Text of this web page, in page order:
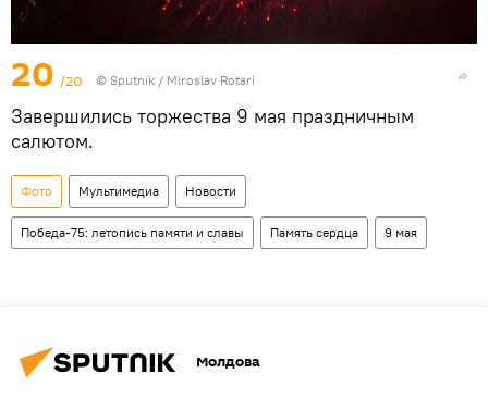
20 /20 © Sputnik / Miroslav Rotari
Завершились торжества 9 мая праздничным
салютом.
Фото Мультимедиа Новости
Победа-75: летопись памяти и славы Память сердца 9 мая
Молдова